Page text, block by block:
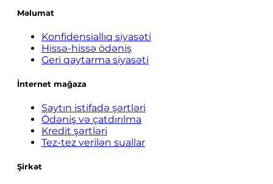
Məlumat
Konfidensiallıq siyasəti
Hissə-hissə ödəniş
Geri qaytarma siyasəti
İnternet mağaza
Saytın istifadə şərtləri
Ödəniş və çatdırılma
Kredit şərtləri
Tez-tez verilən suallar
Şirkət